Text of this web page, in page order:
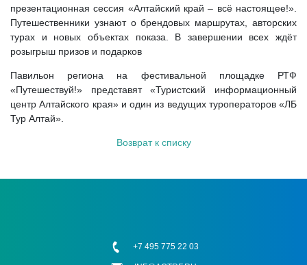
презентационная сессия «Алтайский край – всё настоящее!».
Путешественники узнают о брендовых маршрутах, авторских
турах и новых объектах показа. В завершении всех ждёт
розыгрыш призов и подарков
Павильон региона на фестивальной площадке РТФ
«Путешествуй!» представят «Туристский информационный
центр Алтайского края» и один из ведущих туроператоров «ЛБ
Тур Алтай».
Возврат к списку
+7 495 775 22 03